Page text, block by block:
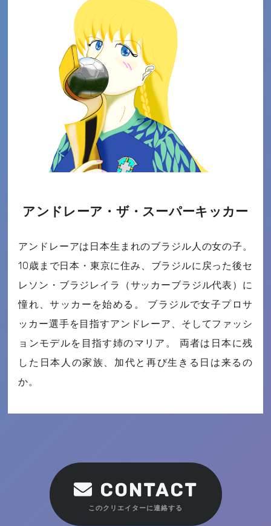
アンドレーア・ザ・スーパーキッカー
アンドレーアは日本生まれのブラジル人の女の子。
10歳まで日本・東京に住み、ブラジルに戻った後セ
レソン・ブラジレイラ（サッカーブラジル代表）に
憧れ、サッカーを始める。 ブラジルで女子プロサ
ッカー選手を目指すアンドレーア、そしてファッシ
ョンモデルを目指す姉のマリア。 両者は日本に残
した日本人の家族、加代と再び生きる日は来るの
か。
CONTACT
このクリエイターに連絡する